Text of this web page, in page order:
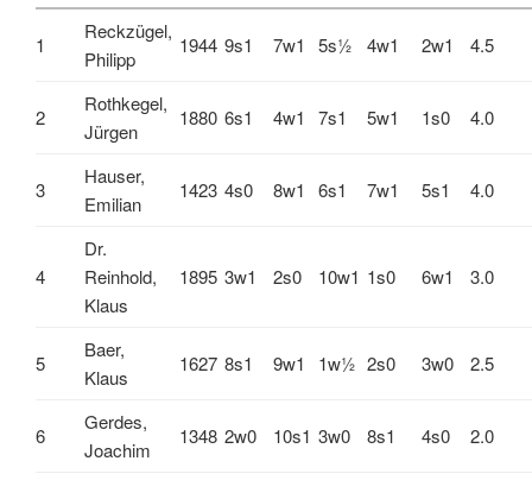
1
Reckzügel,
Philipp
1944 9s1 7w1 5s½ 4w1 2w1 4.5
2
Rothkegel,
Jürgen
1880 6s1 4w1 7s1 5w1 1s0 4.0
3
Hauser,
Emilian
1423 4s0 8w1 6s1 7w1 5s1 4.0
4
Dr.
Reinhold,
Klaus
1895 3w1 2s0 10w1 1s0 6w1 3.0
5
Baer,
Klaus
1627 8s1 9w1 1w½ 2s0 3w0 2.5
6
Gerdes,
Joachim
1348 2w0 10s1 3w0 8s1 4s0 2.0